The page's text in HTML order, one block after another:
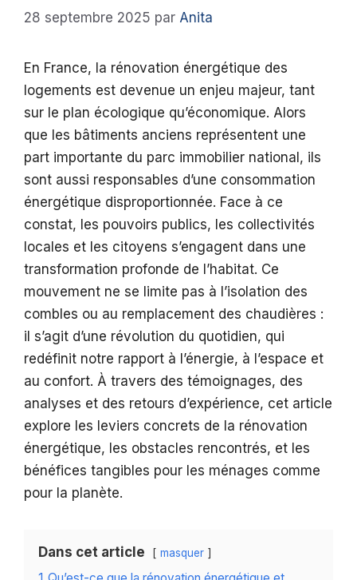
28 septembre 2025 par Anita
En France, la rénovation énergétique des
logements est devenue un enjeu majeur, tant
sur le plan écologique qu’économique. Alors
que les bâtiments anciens représentent une
part importante du parc immobilier national, ils
sont aussi responsables d’une consommation
énergétique disproportionnée. Face à ce
constat, les pouvoirs publics, les collectivités
locales et les citoyens s’engagent dans une
transformation profonde de l’habitat. Ce
mouvement ne se limite pas à l’isolation des
combles ou au remplacement des chaudières :
il s’agit d’une révolution du quotidien, qui
redéfinit notre rapport à l’énergie, à l’espace et
au confort. À travers des témoignages, des
analyses et des retours d’expérience, cet article
explore les leviers concrets de la rénovation
énergétique, les obstacles rencontrés, et les
bénéfices tangibles pour les ménages comme
pour la planète.
Dans cet article masquer